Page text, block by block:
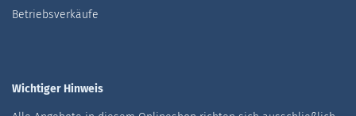
Betriebsverkäufe
Wichtiger Hinweis